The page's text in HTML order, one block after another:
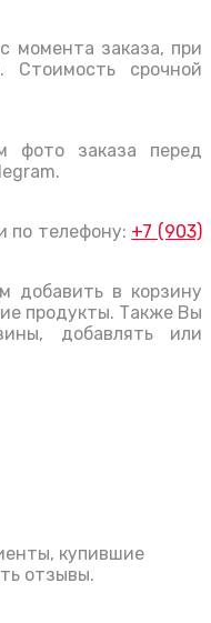
момента заказа, при
Стоимость срочной
фото заказа перед
по телефону: +7 (903)
в корзину
продукты. Также Вы
добавлять или
купившие
отзывы.